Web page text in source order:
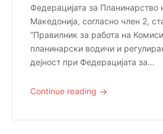
Федерацијата за Планинарство
Македонија, согласно член 2,
“Правилник за работа на
планинарски водичи и
дејност при Федерацијата за...
Continue reading →